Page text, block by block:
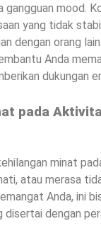
gangguan mood.
yang tidak
dengan orang
Anda
dukungan
pada
minat
atau merasa
Anda, ini
disertai dengan